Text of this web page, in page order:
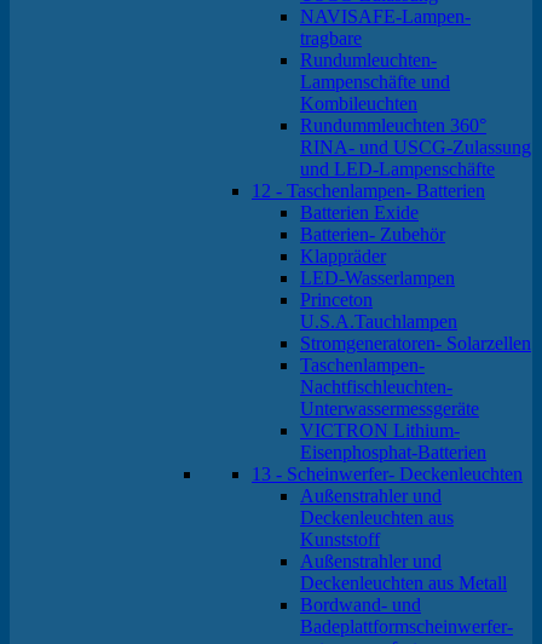
NAVISAFE-Lampen-
tragbare
Rundumleuchten-
Lampenschäfte und
Kombileuchten
Rundummleuchten 360°
RINA- und USCG-Zulassung
und LED-Lampenschäfte
12 - Taschenlampen- Batterien
Batterien Exide
Batterien- Zubehör
Klappräder
LED-Wasserlampen
Princeton
U.S.A.Tauchlampen
Stromgeneratoren- Solarzellen
Taschenlampen-
Nachtfischleuchten-
Unterwassermessgeräte
VICTRON Lithium-
Eisenphosphat-Batterien
13 - Scheinwerfer- Deckenleuchten
Außenstrahler und
Deckenleuchten aus
Kunststoff
Außenstrahler und
Deckenleuchten aus Metall
Bordwand- und
Badeplattformscheinwerfer-